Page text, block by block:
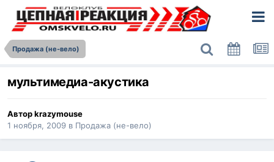
Продажа (не-вело)
мультимедиа-акустика
Авторkrazymouse
1 ноября, 2009 в Продажа (не-вело)